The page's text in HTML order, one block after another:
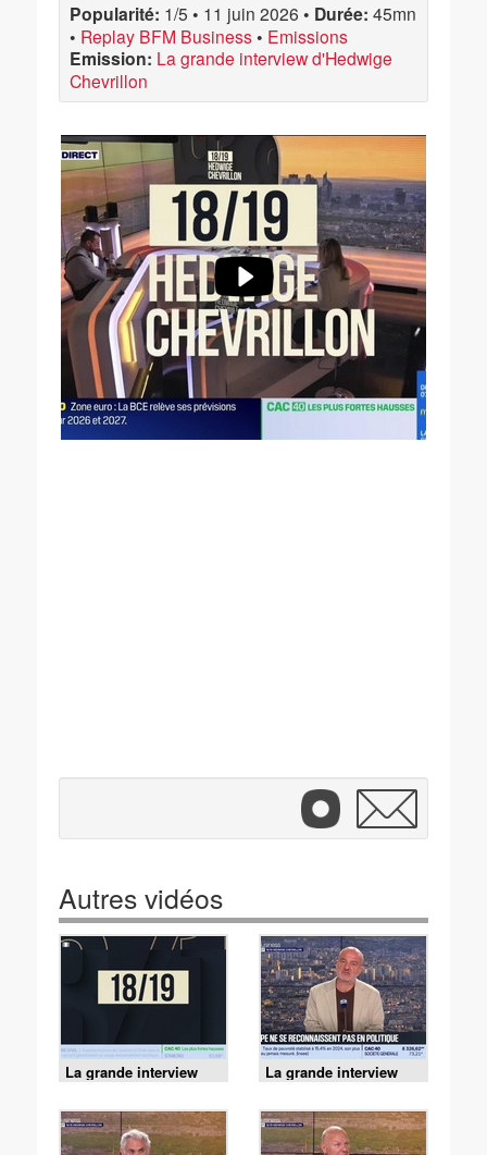
Popularité: 1/5 • 11 juin 2026 • Durée: 45mn
• Replay BFM Business • Emissions
Emission: La grande interview d'Hedwige
Chevrillon
Autres vidéos
La grande interview
d'Hedwige Chevrillon -
Canicule : adapter
l'urbanisme aux fortes
chaleurs - 09/07
La grande interview
d'Hedwige Chevrillon -
Marc Sanchez
(Syndicat des
Indépendants) : les